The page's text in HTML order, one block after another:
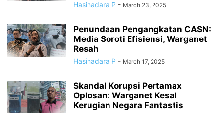
Hasinadara P - March 23, 2025
Penundaan Pengangkatan CASN:
Media Soroti Efisiensi, Warganet
Resah
Hasinadara P - March 17, 2025
Skandal Korupsi Pertamax
Oplosan: Warganet Kesal
Kerugian Negara Fantastis